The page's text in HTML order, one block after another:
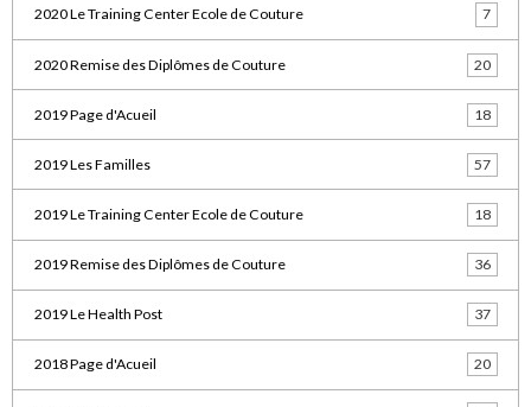
2020 Le Training Center Ecole de Couture 7
2020 Remise des Diplômes de Couture 20
2019 Page d'Acueil 18
2019 Les Familles 57
2019 Le Training Center Ecole de Couture 18
2019 Remise des Diplômes de Couture 36
2019 Le Health Post 37
2018 Page d'Acueil 20